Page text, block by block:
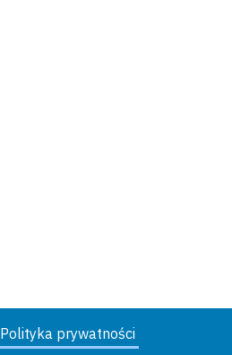
Polityka prywatności